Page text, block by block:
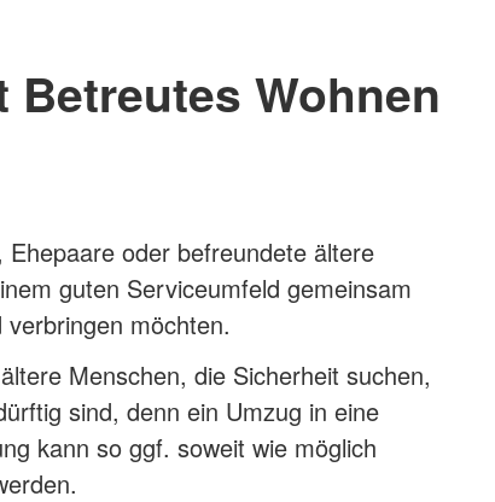
Betreutes Wohnen
Ehepaare oder befreundete ältere
guten Serviceumfeld gemeinsam
möchten.
Menschen, die Sicherheit suchen,
sind, denn ein Umzug in eine
kann so ggf. soweit wie möglich